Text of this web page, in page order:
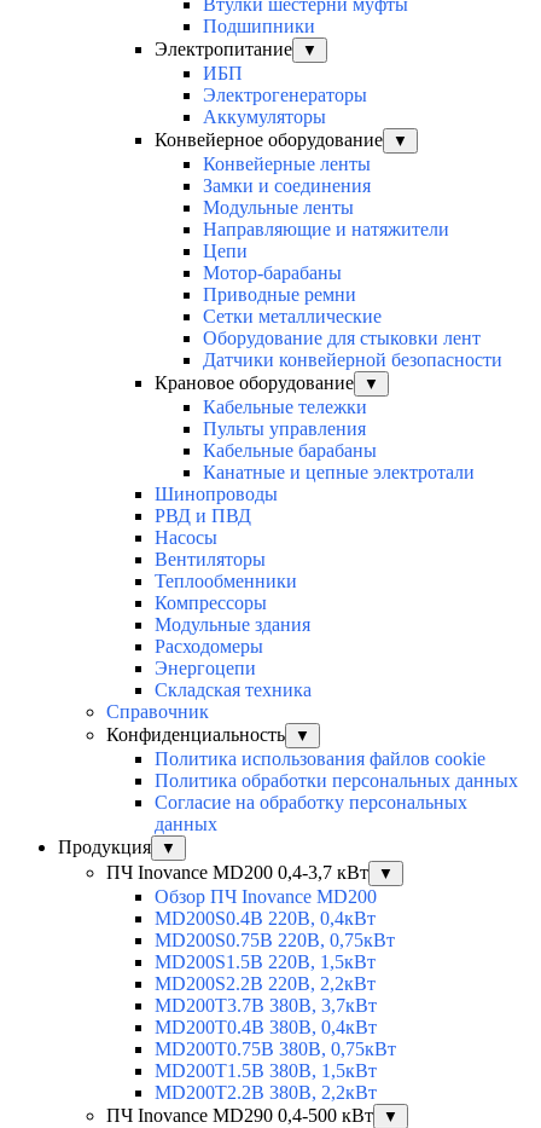
Втулки шестерни муфты
Подшипники
Электропитание
▼
ИБП
Электрогенераторы
Аккумуляторы
Конвейерное оборудование
▼
Конвейерные ленты
Замки и соединения
Модульные ленты
Направляющие и натяжители
Цепи
Мотор-барабаны
Приводные ремни
Сетки металлические
Оборудование для стыковки лент
Датчики конвейерной безопасности
Крановое оборудование
▼
Кабельные тележки
Пульты управления
Кабельные барабаны
Канатные и цепные электротали
Шинопроводы
РВД и ПВД
Насосы
Вентиляторы
Теплообменники
Компрессоры
Модульные здания
Расходомеры
Энергоцепи
Складская техника
Справочник
Конфиденциальность
▼
Политика использования файлов cookie
Политика обработки персональных данных
Согласие на обработку персональных
данных
Продукция
▼
ПЧ Inovance MD200 0,4-3,7 кВт ▼
Обзор ПЧ Inovance MD200
MD200S0.4B 220В, 0,4кВт
MD200S0.75B 220В, 0,75кВт
MD200S1.5B 220В, 1,5кВт
MD200S2.2B 220В, 2,2кВт
MD200T3.7B 380В, 3,7кВт
MD200T0.4B 380В, 0,4кВт
MD200T0.75B 380В, 0,75кВт
MD200T1.5B 380В, 1,5кВт
MD200T2.2B 380В, 2,2кВт
ПЧ Inovance MD290 0,4-500 кВт
▼